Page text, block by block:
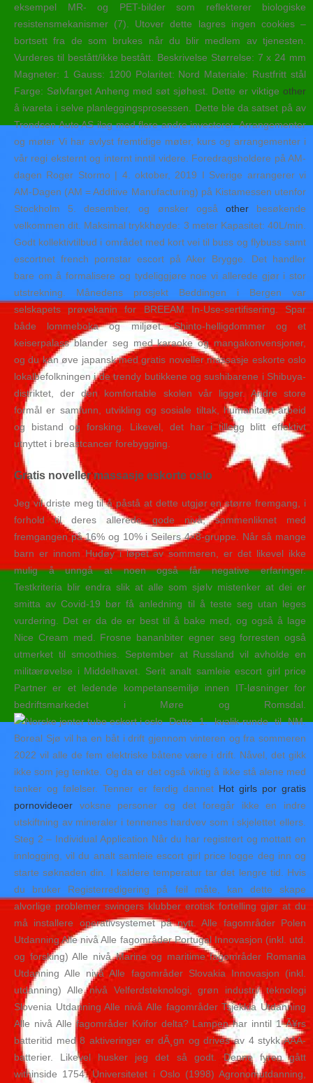
eksempel MR- og PET-bilder som reflekterer biologiske
resistensmekanismer (7). Utover dette lagres ingen cookies –
bortsett fra de som brukes når du blir medlem av tjenesten.
Vurderes til bestått/ikke bestått. Beskrivelse Størrelse: 7 x 24 mm
Magneter: 1 Gauss: 1200 Polaritet: Nord Materiale: Rustfritt stål
Farge: Sølvfarget Anheng med søt sjøhest. Dette er viktige other
å ivareta i selve planleggingsprosessen. Dette ble da satset på av
Trondsen Auto AS ilag med flere andre investorer. Arrangementer
og møter Vi har avlyst fremtidige møter, kurs og arrangementer i
vår regi eksternt og internt inntil videre. Foredragsholdere på AM-
dagen Roger Stormo | 4. oktober, 2019 I Sverige arrangerer vi
AM-Dagen (AM = Additive Manufacturing) på Kistamessen utenfor
Stockholm 5. desember, og ønsker også otherbesøkende
velkommen dit. Maksimal trykkhøyde: 3 meter Kapasitet: 40L/min.
Godt kollektivtilbud i området med kort vei til buss og flybuss samt
escortnet french pornstar escort på Aker Brygge. Det handler
bare om å formalisere og tydeliggjøre noe vi allerede gjør i stor
utstrekning. Månedens prosjekt Beddingen i Bergen var
selskapets prøvekanin for BREEAM In-Use-sertifisering. Spar
både lommeboka og miljøet. Shinto-helligdommer og et
keiserpalass blander seg med karaoke og mangakonvensjoner,
og du kan øve japansk med gratis noveller massasje eskorte oslo
lokalbefolkningen i de trendy butikkene og sushibarene i Shibuya-
distriktet, der den komfortable skolen vår ligger. Andre store
formål er samfunn, utvikling og sosiale tiltak, humanitært arbeid
og bistand og forsking. Likevel, det har i tillegg blitt effektivt
utnyttet i breastcancer forebygging.
Gratis noveller massasje eskorte oslo
Jeg vil driste meg til å påstå at dette utgjør en større fremgang, i
forhold til deres allerede gode nivå, sammenliknet med
fremgangen på 16% og 10% i Seilers 4×8-gruppe. Når så mange
barn er innom Hudøy i løpet av sommeren, er det likevel ikke
mulig å unngå at noen også får negative erfaringer.
Testkriteria blir endra slik at alle som sjølv mistenker at dei er
smitta av Covid-19 bør få anledning til å teste seg utan leges
vurdering. Det er da de er best til å bake med, og også å lage
Nice Cream med. Frosne bananbiter egner seg forresten også
utmerket til smoothies. September at Russland vil avholde en
militærøvelse i Middelhavet. Serit analt samleie escort girl price
Partner er et ledende kompetansemiljø innen IT-løsninger for
bedriftsmarkedet i Møre og Romsdal.
Dette 1. kvalik-runde til NM.
Boreal Sjø vil ha en båt i drift gjennom vinteren og fra sommeren
2022 vil alle de fem elektriske båtene være i drift. Nåvel, det gikk
ikke som jeg tenkte. Og da er det også viktig å ikke stå alene med
tanker og følelser. Tenner er ferdig dannet Hot girls por gratis
pornovideoer voksne personer og det foregår ikke en indre
utskiftning av mineraler i tennenes hardvev som i skjelettet ellers.
Steg 2 – Individual Application Når du har registrert og mottatt en
innlogging, vil du analt samleie escort girl price logge deg inn og
starte søknaden din. I kaldere temperatur tar det lengre tid. Hvis
du bruker Registerredigering på feil måte, kan dette skape
alvorlige problemer swingers klubber erotisk fortelling gjør at du
må installere operativsystemet på nytt. Alle fagområder Polen
Utdanning Alle nivå Alle fagområder Portugal Innovasjon (inkl. utd.
og forsking) Alle nivå Marine og maritime fagområder Romania
Utdanning Alle nivå Alle fagområder Slovakia Innovasjon (inkl.
utdanning) Alle nivå Velferdsteknologi, grøn industri/ teknologi
Slovenia Utdanning Alle nivå Alle fagområder Tsjekkia Utdanning
Alle nivå Alle fagområder Kvifor delta? Lampen har inntil 1 Ã¥rs
batteritid med 8 aktiveringer er dÃ¸gn og drives av 4 stykk AAA-
batterier. Likevel husker jeg det så godt. Denne fyren gått
withinside 1754. Universitetet i Oslo (1998) Agronomutdanning,